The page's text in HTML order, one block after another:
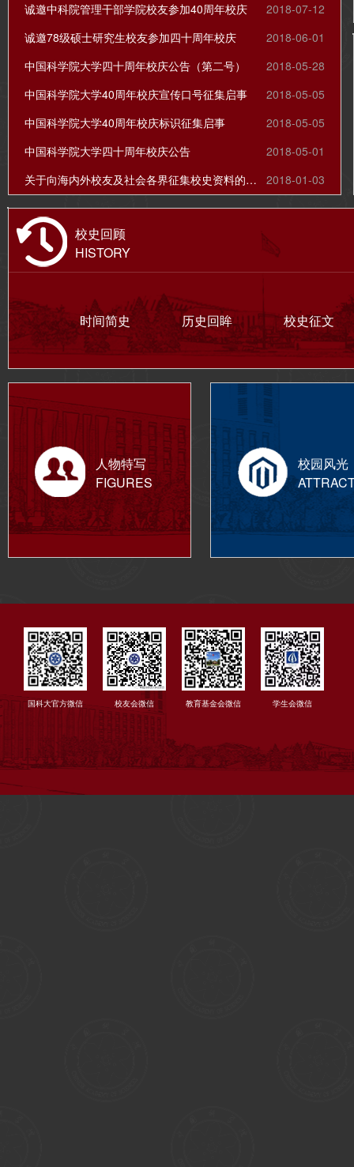
2018-07-12
诚邀中科院管理干部学院校友参加40周年校庆
2018-06-01
诚邀78级硕士研究生校友参加四十周年校庆
2018-05-28
中国科学院大学四十周年校庆公告（第二号）
2018-05-05
中国科学院大学40周年校庆宣传口号征集启事
2018-05-05
中国科学院大学40周年校庆标识征集启事
2018-05-01
中国科学院大学四十周年校庆公告
2018-01-03
关于向海内外校友及社会各界征集校史资料的公告
校史回顾
HISTORY
时间简史 历史回眸 校史征文
人物特写
FIGURES
校园风光
国科大官方微信 校友会微信 教育基金会微信 学生会微信